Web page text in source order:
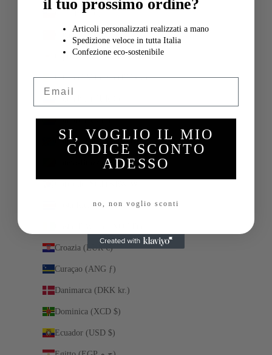
Cina (CNY ¥)
Cipro (EUR €)
Città del Vaticano (EUR €)
Comore (KMF Fr)
Congo - Kinshasa (CDF Fr)
Congo-Brazzaville (XAF CFA)
Costa Rica (CRC ₡)
Croazia (EUR €)
Curaçao (ANG ƒ)
Danimarca (DKK kr.)
Dominica (XCD $)
Ecuador (USD $)
il tuo prossimo ordine?
Articoli personalizzati realizzati a mano
Spedizione veloce in tutta Italia
Confezione eco-sostenibile
SI, VOGLIO IL MIO
CODICE SCONTO
ADESSO
no, non voglio sconti